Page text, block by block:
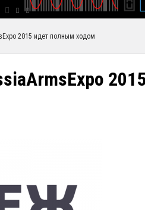
2015 идет полным ходом